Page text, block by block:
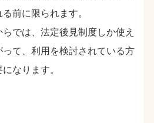
前に限られます。
では、法定後見制度しか使え
て、利用を検討されている方
なります。